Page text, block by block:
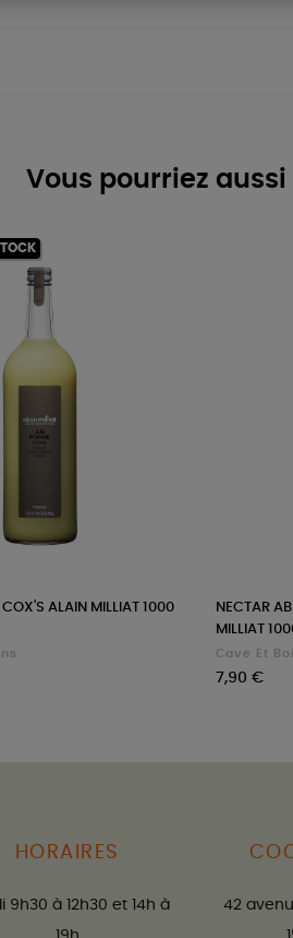
Vous pourriez
ALAIN MILLIAT 1000
NECTAR
MILLIAT
Cave Et
Prix
7,90 €
HORAIRES
9h30 à 12h30 et 14h à
42